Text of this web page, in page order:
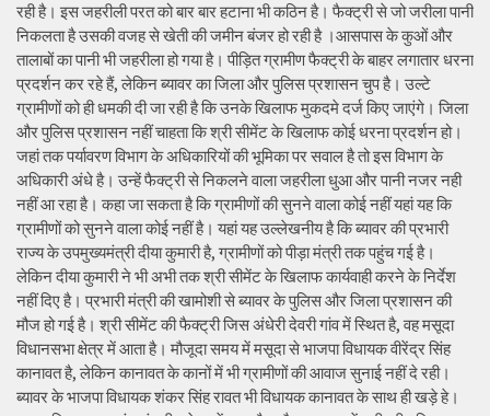
रही है। इस जहरीली परत को बार बार हटाना भी कठिन है। फैक्ट्री से जो जरीला पानी
निकलता है उसकी वजह से खेती की जमीन बंजर हो रही है ।आसपास के कुओं और
तालाबों का पानी भी जहरीला हो गया है। पीड़ित ग्रामीण फैक्ट्री के बाहर लगातार धरना
प्रदर्शन कर रहे हैं, लेकिन ब्यावर का जिला और पुलिस प्रशासन चुप है। उल्टे
ग्रामीणों को ही धमकी दी जा रही है कि उनके खिलाफ मुकदमे दर्ज किए जाएंगे। जिला
और पुलिस प्रशासन नहीं चाहता कि श्री सीमेंट के खिलाफ कोई धरना प्रदर्शन हो।
जहां तक पर्यावरण विभाग के अधिकारियों की भूमिका पर सवाल है तो इस विभाग के
अधिकारी अंधे है। उन्हें फैक्ट्री से निकलने वाला जहरीला धुआ और पानी नजर नही
नहीं आ रहा है। कहा जा सकता है कि ग्रामीणों की सुनने वाला कोई नहीं यहां यह कि
ग्रामीणों को सुनने वाला कोई नहीं है। यहां यह उल्लेखनीय है कि ब्यावर की प्रभारी
राज्य के उपमुख्यमंत्री दीया कुमारी है, ग्रामीणों को पीड़ा मंत्री तक पहुंच गई है।
लेकिन दीया कुमारी ने भी अभी तक श्री सीमेंट के खिलाफ कार्यवाही करने के निर्देश
नहीं दिए है। प्रभारी मंत्री की खामोशी से ब्यावर के पुलिस और जिला प्रशासन की
मौज हो गई है। श्री सीमेंट की फैक्ट्री जिस अंधेरी देवरी गांव में स्थित है, वह मसूदा
विधानसभा क्षेत्र में आता है। मौजूदा समय में मसूदा से भाजपा विधायक वीरेंद्र सिंह
कानावत है, लेकिन कानावत के कानों में भी ग्रामीणों की आवाज सुनाई नहीं दे रही।
ब्यावर के भाजपा विधायक शंकर सिंह रावत भी विधायक कानावत के साथ ही खड़े हे।